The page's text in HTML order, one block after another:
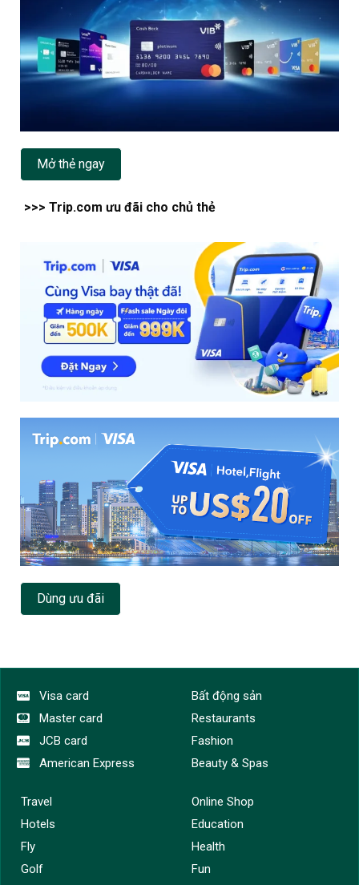
Mở thẻ ngay
>>> Trip.com ưu đãi cho chủ thẻ
Dùng ưu đãi
Visa card
Master card
JCB card
American Express
Bất động sản
Restaurants
Fashion
Beauty & Spas
Travel
Hotels
Fly
Golf
Online Shop
Education
Health
Fun